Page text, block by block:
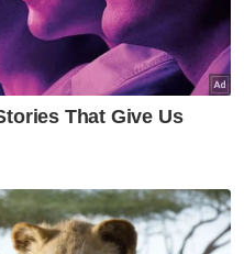
dilepaskan
Kehormatan
Yang di-Pertua
Rejimen Askar
Tun Ahmad Fuzi
jawatan itu